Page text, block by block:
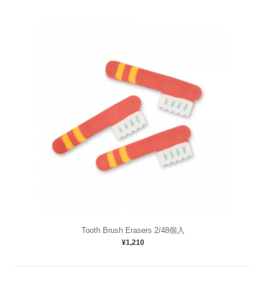
Tooth Brush Erasers 2/48個入
¥1,210